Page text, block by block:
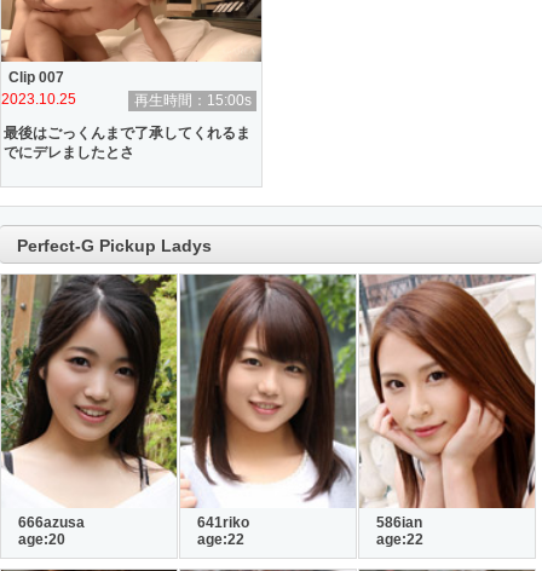
Clip 007
2023.10.25
再生時間：15:00s
最後はごっくんまで了承してくれるま
でにデレましたとさ
Perfect-G Pickup Ladys
666azusa
age:20
641riko
age:22
586ian
age:22